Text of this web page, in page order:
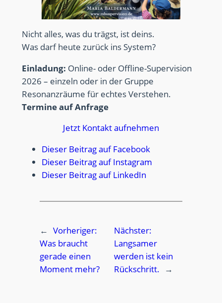
Nicht alles, was du trägst, ist deins.
Was darf heute zurück ins System?
Einladung: Online- oder Offline-Supervision
2026 – einzeln oder in der Gruppe
Resonanzräume für echtes Verstehen.
Termine auf Anfrage
Jetzt Kontakt aufnehmen
Dieser Beitrag auf Facebook
Dieser Beitrag auf Instagram
Dieser Beitrag auf LinkedIn
← Vorheriger:
Was braucht
gerade einen
Moment mehr?
Nächster:
Langsamer
werden ist kein
Rückschritt.
→